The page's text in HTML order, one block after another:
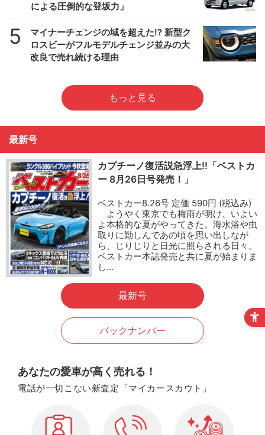
による圧倒的な登坂力」
5
マイナーチェンジの域を超えた!? 新型ク
ロスビーがフルモデルチェンジ並みの大
改良で売れ続ける理由
もっと見る
最新号
カプチーノ復活説急浮上!!「ベストカ
ー 8月26日号発売！」
ベストカー8.26号 定価 590円 (税込み)
ようやく東京でも梅雨が明け、いよい
よ本格的な夏がやってきた。海水浴や虫
取りに勤しんであの頃を思い出しなが
ら、じりじりと日光に照らされる日々。
ベストカー本誌発売と共に夏が始まりま
し…
最新号
バックナンバー
あなたの愛車が高く売れる！
電話が一切こない新査定「マイカースカウト」